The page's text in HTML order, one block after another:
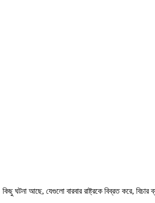
ঘটনা আছে, যেগুলো বারবার রাষ্ট্রকে বিব্রত করে, বিচার